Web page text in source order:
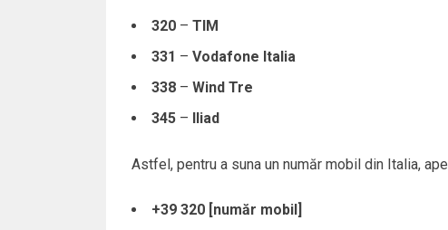
320– TIM
331 – Vodafone Italia
338– Wind Tre
345– Iliad
Astfel, pentru a suna un număr mobil din Italia,
+39 320 [număr mobil]